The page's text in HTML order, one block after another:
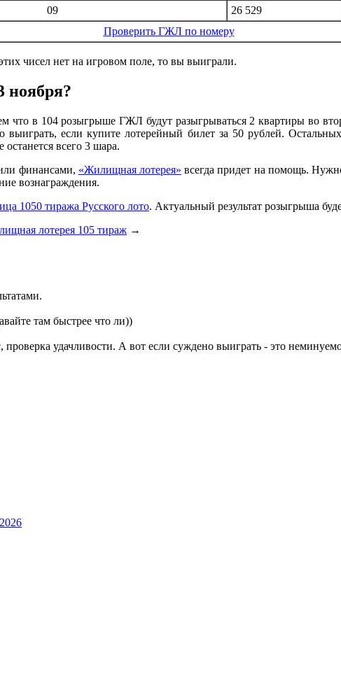
09 26 529
Проверить ГЖЛ по номеру
чисел нет на игровом поле, то вы выиграли.
ноября?
в 104 розыгрыше ГЖЛ будут разыгрываться 2 квартиры во
если купите лотерейный билет за 50 рублей.
всего 3 шара.
финансами, «Жилищная лотерея» всегда придет на помощь.
вознаграждения.
1050 тиража Русского лото. Актуальный результат розыгрыша
лотерея 105 тираж →
там быстрее что ли))
проверка удачливости. А вот если суждено выиграть - это